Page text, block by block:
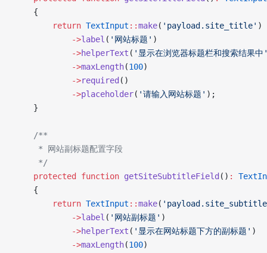
    {
        return
TextInput ::make( 'payload.site_title' )
            ->
label ( '网站标题' )
            ->
helperText ( '显示在浏览器标题栏和搜索结果
            ->
maxLength(100)
            ->
required ()
            ->
placeholder( '请输入网站标题' );
    }
    /**
     * 网站副标题配置字段
     */
    protected
function getSiteSubtitleField () :
    {
        return
TextInput ::make(
            ->
label ( '网站副标题' )
            ->
helperText ( '显示在网站标题下方的副标题' )
            ->
maxLength(100)